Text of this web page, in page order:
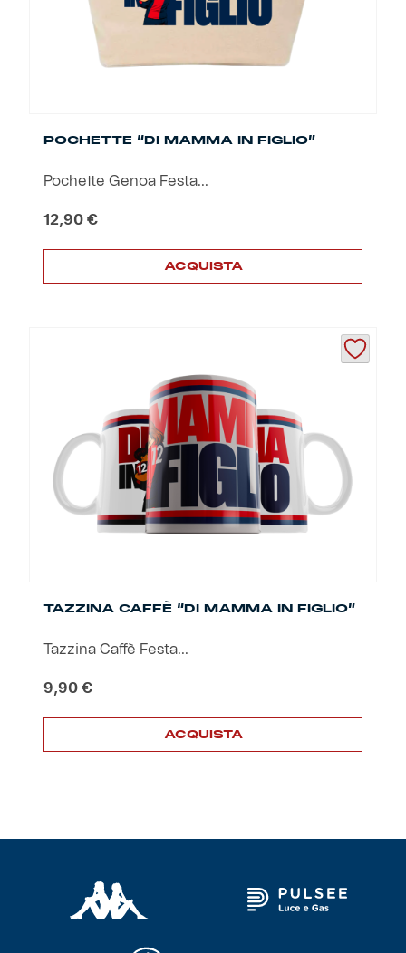
POCHETTE “DI MAMMA IN FIGLIO”
Pochette Genoa Festa...
12,90 €
ACQUISTA
TAZZINA CAFFÈ “DI MAMMA IN FIGLIO”
Tazzina Caffè Festa...
9,90 €
ACQUISTA